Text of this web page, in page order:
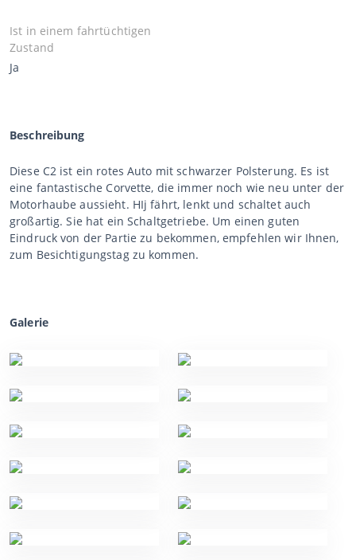
Ist in einem fahrtüchtigen
Zustand
Ja
Beschreibung
Diese C2 ist ein rotes Auto mit schwarzer Polsterung. Es ist
eine fantastische Corvette, die immer noch wie neu unter der
Motorhaube aussieht. HIj fährt, lenkt und schaltet auch
großartig. Sie hat ein Schaltgetriebe. Um einen guten
Eindruck von der Partie zu bekommen, empfehlen wir Ihnen,
zum Besichtigungstag zu kommen.
Galerie